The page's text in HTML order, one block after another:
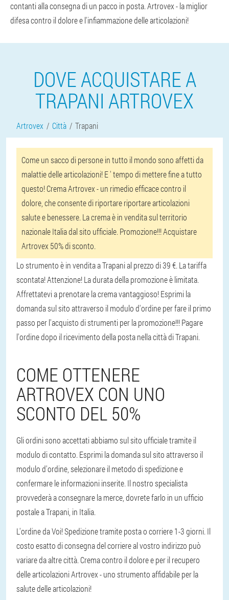
contanti alla consegna di un pacco in posta. Artrovex - la miglior
difesa contro il dolore e l'infiammazione delle articolazioni!
DOVE ACQUISTARE A
TRAPANI ARTROVEX
Artrovex Città Trapani
Come un sacco di persone in tutto il mondo sono affetti da
malattie delle articolazioni! E ' tempo di mettere fine a tutto
questo! Crema Artrovex - un rimedio efficace contro il
dolore, che consente di riportare riportare articolazioni
salute e benessere. La crema è in vendita sul territorio
nazionale Italia dal sito ufficiale. Promozione!!! Acquistare
Artrovex 50% di sconto.
Lo strumento è in vendita a Trapani al prezzo di 39 €. La tariffa
scontata! Attenzione! La durata della promozione è limitata.
Affrettatevi a prenotare la crema vantaggioso! Esprimi la
domanda sul sito attraverso il modulo d'ordine per fare il primo
passo per l'acquisto di strumenti per la promozione!!! Pagare
l'ordine dopo il ricevimento della posta nella città di Trapani.
COME OTTENERE
ARTROVEX CON UNO
SCONTO DEL 50%
Gli ordini sono accettati abbiamo sul sito ufficiale tramite il
modulo di contatto. Esprimi la domanda sul sito attraverso il
modulo d'ordine, selezionare il metodo di spedizione e
confermare le informazioni inserite. Il nostro specialista
provvederà a consegnare la merce, dovrete farlo in un ufficio
postale a Trapani, in Italia.
L'ordine da Voi! Spedizione tramite posta o corriere 1-3 giorni. Il
costo esatto di consegna del corriere al vostro indirizzo può
variare da altre città. Crema contro il dolore e per il recupero
delle articolazioni Artrovex - uno strumento affidabile per la
salute delle articolazioni!